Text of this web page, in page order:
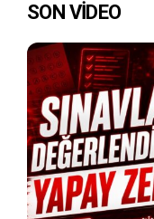
SON VİDEO